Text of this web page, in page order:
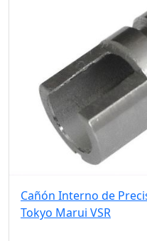
Cañón Interno de
Tokyo Marui VSR